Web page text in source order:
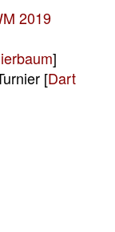
2019
]
[Dart